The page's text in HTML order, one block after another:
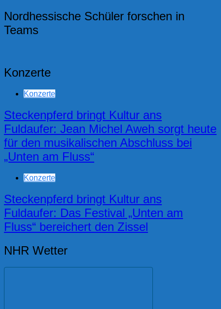
Nordhessische Schüler forschen in
Teams
Konzerte
Konzerte
Steckenpferd bringt Kultur ans
Fuldaufer: Jean Michel Aweh sorgt heute
für den musikalischen Abschluss bei
„Unten am Fluss“
Konzerte
Steckenpferd bringt Kultur ans
Fuldaufer: Das Festival „Unten am
Fluss“ bereichert den Zissel
NHR Wetter